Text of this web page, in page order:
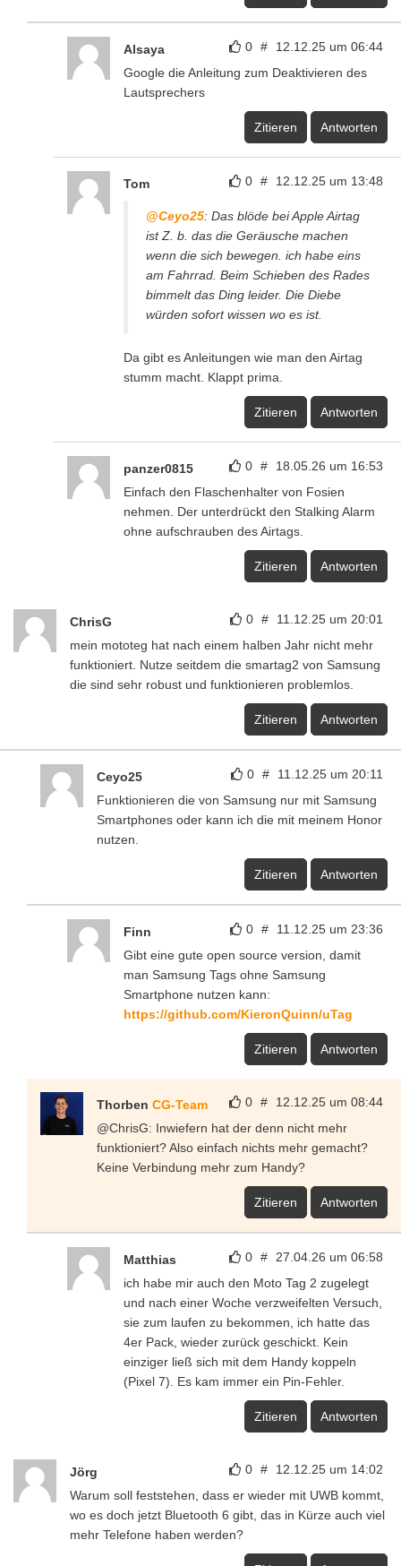
0 # 12.12.25 um 06:44
Alsaya
Google die Anleitung zum Deaktivieren des
Lautsprechers
Zitieren Antworten
0 # 12.12.25 um 13:48
Tom
@Ceyo25: Das blöde bei Apple Airtag
ist Z. b. das die Geräusche machen
wenn die sich bewegen. ich habe eins
am Fahrrad. Beim Schieben des Rades
bimmelt das Ding leider. Die Diebe
würden sofort wissen wo es ist.
Da gibt es Anleitungen wie man den Airtag
stumm macht. Klappt prima.
Zitieren Antworten
0 # 18.05.26 um 16:53
panzer0815
Einfach den Flaschenhalter von Fosien
nehmen. Der unterdrückt den Stalking Alarm
ohne aufschrauben des Airtags.
Zitieren Antworten
0 # 11.12.25 um 20:01
ChrisG
mein mototeg hat nach einem halben Jahr nicht mehr
funktioniert. Nutze seitdem die smartag2 von Samsung
die sind sehr robust und funktionieren problemlos.
Zitieren Antworten
0 # 11.12.25 um 20:11
Ceyo25
Funktionieren die von Samsung nur mit Samsung
Smartphones oder kann ich die mit meinem Honor
nutzen.
Zitieren Antworten
0 # 11.12.25 um 23:36
Finn
Gibt eine gute open source version, damit
man Samsung Tags ohne Samsung
Smartphone nutzen kann:
https://github.com/KieronQuinn/uTag
Zitieren Antworten
0 # 12.12.25 um 08:44
Thorben CG-Team
@ChrisG: Inwiefern hat der denn nicht mehr
funktioniert? Also einfach nichts mehr gemacht?
Keine Verbindung mehr zum Handy?
Zitieren Antworten
0 # 27.04.26 um 06:58
Matthias
ich habe mir auch den Moto Tag 2 zugelegt
und nach einer Woche verzweifelten Versuch,
sie zum laufen zu bekommen, ich hatte das
4er Pack, wieder zurück geschickt. Kein
einziger ließ sich mit dem Handy koppeln
(Pixel 7). Es kam immer ein Pin-Fehler.
Zitieren Antworten
0 # 12.12.25 um 14:02
Jörg
Warum soll feststehen, dass er wieder mit UWB kommt,
wo es doch jetzt Bluetooth 6 gibt, das in Kürze auch viel
mehr Telefone haben werden?